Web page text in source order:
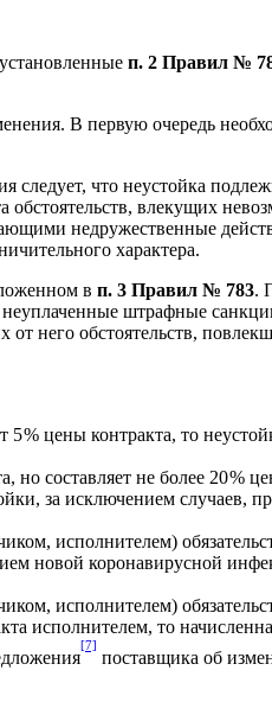
п. 2 Правил №
В первую очередь
следует, что неустойка
влекущих
недружественные
характера.
в п. 3 Правил № 783.
неуплаченные штрафные
него обстоятельств,
цены контракта, то
составляет не более 20 %
за исключением случаев,
исполнителем)
новой коронавирусной
исполнителем)
исполнителем, то
[7]
поставщика об